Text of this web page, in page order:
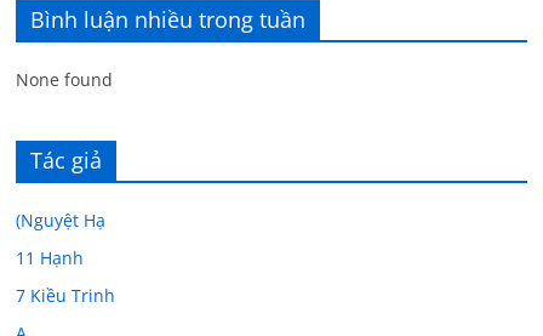
Bình luận nhiều trong tuần
None found
Tác giả
(Nguyệt Hạ
11 Hạnh
7 Kiều Trinh